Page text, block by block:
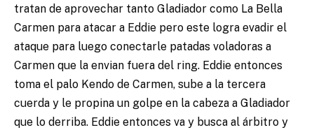
tratan de aprovechar tanto Gladiador como La Bella
Carmen para atacar a Eddie pero este logra evadir el
ataque para luego conectarle patadas voladoras a
Carmen que la envian fuera del ring. Eddie entonces
toma el palo Kendo de Carmen, sube a la tercera
cuerda y le propina un golpe en la cabeza a Gladiador
que lo derriba. Eddie entonces va y busca al árbitro y